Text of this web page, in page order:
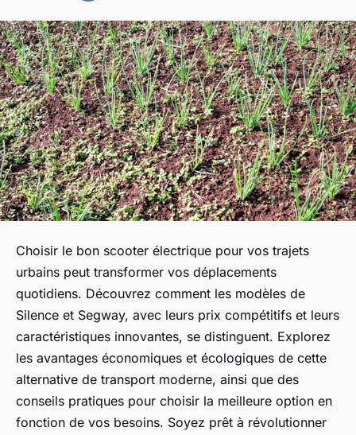
Choisir le bon scooter électrique pour vos trajets
urbains peut transformer vos déplacements
quotidiens. Découvrez comment les modèles de
Silence et Segway, avec leurs prix compétitifs et leurs
caractéristiques innovantes, se distinguent. Explorez
les avantages économiques et écologiques de cette
alternative de transport moderne, ainsi que des
conseils pratiques pour choisir la meilleure option en
fonction de vos besoins. Soyez prêt à révolutionner